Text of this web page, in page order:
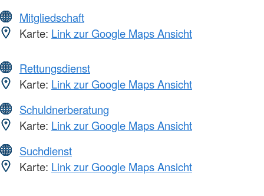
Mitgliedschaft
Karte: Link zur Google Maps Ansicht
Rettungsdienst
Karte: Link zur Google Maps Ansicht
Schuldnerberatung
Karte: Link zur Google Maps Ansicht
Suchdienst
Karte: Link zur Google Maps Ansicht